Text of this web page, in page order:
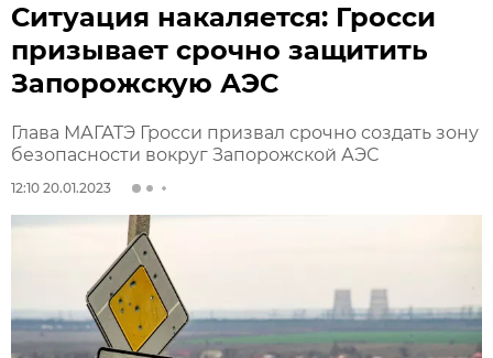
Ситуация накаляется: Гросси
призывает срочно защитить
Запорожскую АЭС
Глава МАГАТЭ Гросси призвал срочно создать зону
безопасности вокруг Запорожской АЭС
12:10 20.01.2023